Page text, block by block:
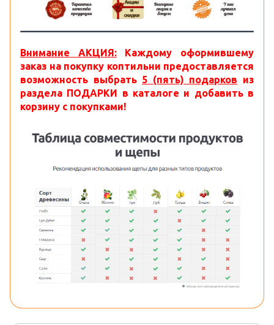
Внимание АКЦИЯ:Каждому оформившему
заказ на покупку коптильни предоставляется
возможность выбрать 5 (пять) подарков из
раздела ПОДАРКИ в каталоге и добавить в
корзину с покупками!